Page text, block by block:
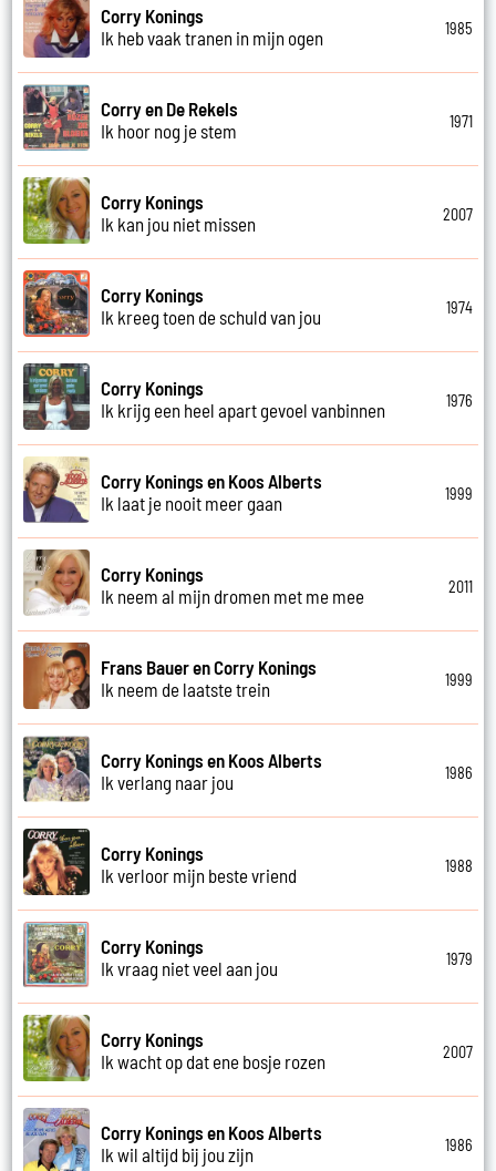
Corry Konings
Ik heb vaak tranen in mijn ogen
1985
Corry en De Rekels
Ik hoor nog je stem
1971
Corry Konings
Ik kan jou niet missen
2007
Corry Konings
Ik kreeg toen de schuld van jou
1974
Corry Konings
Ik krijg een heel apart gevoel vanbinnen
1976
Corry Konings en Koos Alberts
Ik laat je nooit meer gaan
1999
Corry Konings
Ik neem al mijn dromen met me mee
2011
Frans Bauer en Corry Konings
Ik neem de laatste trein
1999
Corry Konings en Koos Alberts
Ik verlang naar jou
1986
Corry Konings
Ik verloor mijn beste vriend
1988
Corry Konings
Ik vraag niet veel aan jou
1979
Corry Konings
Ik wacht op dat ene bosje rozen
2007
Corry Konings en Koos Alberts
Ik wil altijd bij jou zijn
1986